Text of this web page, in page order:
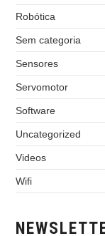
Robótica
Sem categoria
Sensores
Servomotor
Software
Uncategorized
Videos
Wifi